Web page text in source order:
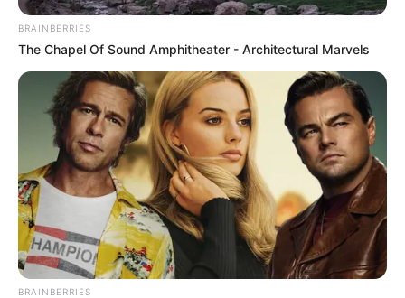
สัมพันธ์ดีดี คนโสดถ้าเปิดโอกาสให้ตัวเอง จะมีคน
เข้ามาให้พบเจอ ส่วนคนมีคู่แล้วถ้าใจไม่นิ่ง ระวังมี
ปัญหา
ช่วงนี้อยู่บ้านก็สร้างบุญเสริมความดีได้ ช่วยคนด้อย
โอกาส เด็กกำพร้า การบริจาคทาน อาหาร เครื่องดื่ม
จะเสริมดวงชะตาให้ราบรื่นดี อยู่บ้านเดินทางหมั่น
สวดบทบูชาพระ เทวดาประจำวันเกิดแล้วแผ่เมตตา
อย่าลืมสวดบทเมตตาปริตรสัปดาห์นี้ ช่วยเสริม
เมตตาบารมีให้ผู้คนรอบตัวรักใคร่หนุนนำ
ดวงชะตาผู้ที่เกิดวันอังคาร
BRAINBERRIES
The Chapel Of Sound Amphitheater - Architectural Marvels
BRAINBERRIES